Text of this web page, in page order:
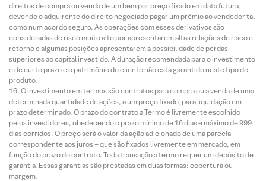
direitos de compra ou venda de um bem por preço fixado em data futura,
devendo o adquirente do direito negociado pagar um prêmio ao vendedor tal
como num acordo seguro. As operações com esses derivativos são
consideradas de risco muito alto por apresentarem altas relações de risco e
retorno e algumas posições apresentarem a possibilidade de perdas
superiores ao capital investido. A duração recomendada para o investimento
é de curto prazo e o patrimônio do cliente não está garantido neste tipo de
produto.
O investimento em termos são contratos para compra ou a venda de uma
determinada quantidade de ações, a um preço fixado, para liquidação em
prazo determinado. O prazo do contrato a Termo é livremente escolhido
pelos investidores, obedecendo o prazo mínimo de 16 dias e máximo de 999
dias corridos. O preço será o valor da ação adicionado de uma parcela
correspondente aos juros – que são fixados livremente em mercado, em
função do prazo do contrato. Toda transação a termo requer um depósito de
garantia. Essas garantias são prestadas em duas formas: cobertura ou
margem.